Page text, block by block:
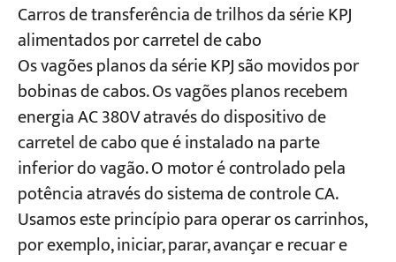
Blogs
Notícias
Aplicações
Sobre nós
Contate-nos
Carros de transferência de trilhos da série KPJ
alimentados por carretel de cabo
Os vagões planos da série KPJ são movidos por
bobinas de cabos. Os vagões planos recebem
energia AC 380V através do dispositivo de
carretel de cabo que é instalado na parte
inferior do vagão. O motor é controlado pela
potência através do sistema de controle CA.
Usamos este princípio para operar os carrinhos,
por exemplo, iniciar, parar, avançar e recuar e